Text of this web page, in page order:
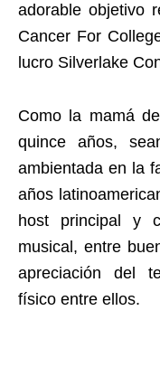
adorable objetivo
Cancer For
lucro Silverlake
Como la mamá
quince años,
ambientada en la
años
host principal y
musical, entre
apreciación del
físico entre ellos.